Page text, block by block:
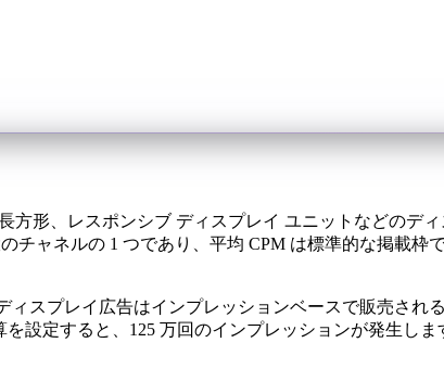
形、レスポンシブ ディスプレイ ユニットなどのデ
チャネルの 1 つであり、平均 CPM は標準的な掲載枠
スプレイ広告はインプレッションベースで販売され
設定すると、125 万回のインプレッションが発生し